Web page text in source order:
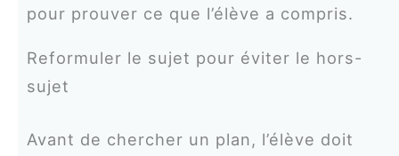
pour prouver ce que l’élève a compris.
Reformuler le sujet pour éviter le hors-
sujet
Avant de chercher un plan, l’élève doit